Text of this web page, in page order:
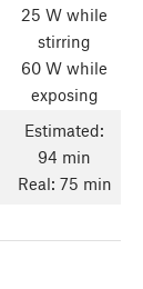
25 W while
stirring
60 W while
exposing
Estimated:
94 min
Real: 75 min